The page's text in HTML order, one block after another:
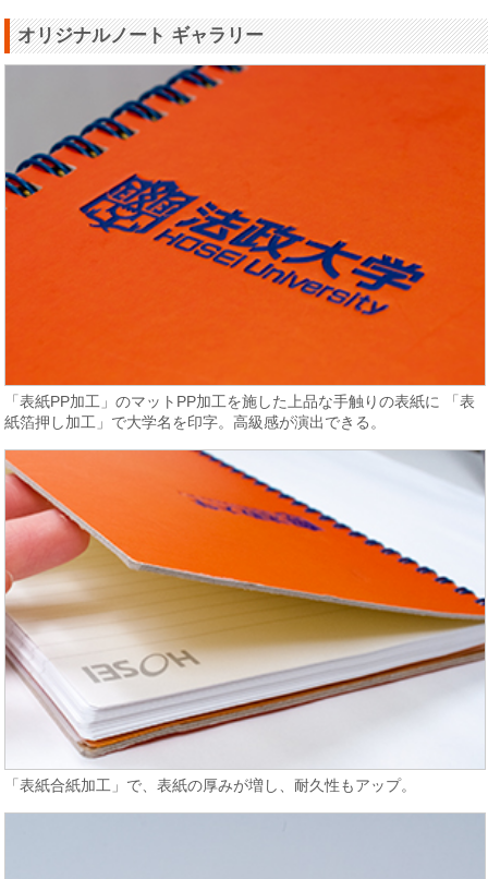
オリジナルノート ギャラリー
「表紙PP加工」のマットPP加工を施した上品な手触りの表紙に 「表
紙箔押し加工」で大学名を印字。高級感が演出できる。
「表紙合紙加工」で、表紙の厚みが増し、耐久性もアップ。